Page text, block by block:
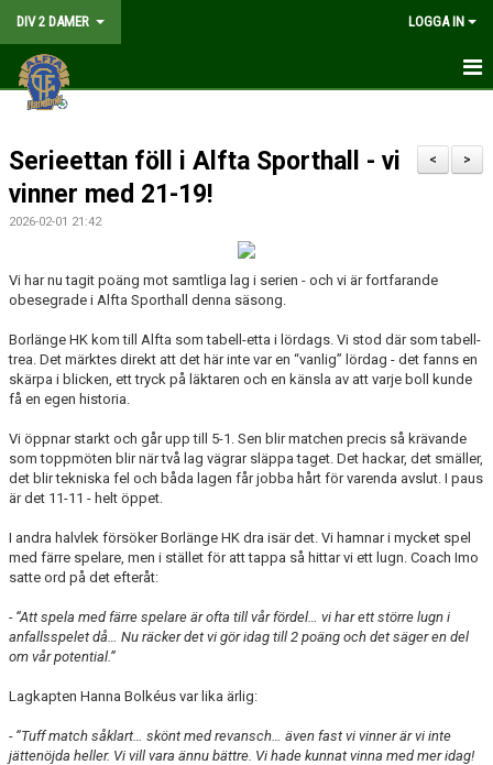
DIV 2 DAMER LOGGA IN
HEM
NYHETER
GÅ PÅ MATCH
KALENDER
TRUPPEN
DOKUMENT
KONTAKT
LIVESÄNDNING
TABELL
>
<
Serieettan föll i Alfta Sporthall - vi
vinner med 21-19!
2026-02-01 21:42
Vi har nu tagit poäng mot samtliga lag i serien - och vi är fortfarande
obesegrade i Alfta Sporthall denna säsong.
Borlänge HK kom till Alfta som tabell-etta i lördags. Vi stod där som tabell-
trea. Det märktes direkt att det här inte var en “vanlig” lördag - det fanns en
skärpa i blicken, ett tryck på läktaren och en känsla av att varje boll kunde
få en egen historia.
Vi öppnar starkt och går upp till 5-1. Sen blir matchen precis så krävande
som toppmöten blir när två lag vägrar släppa taget. Det hackar, det smäller,
det blir tekniska fel och båda lagen får jobba hårt för varenda avslut. I paus
är det 11-11 - helt öppet.
I andra halvlek försökerBorlänge HK dra isär det. Vi hamnar i mycket spel
med färre spelare, men i stället för att tappa så hittar vi ett lugn. Coach Imo
satte ord på det efteråt:
- “Att spela med färre spelare är ofta till vår fördel… vi har ett större lugn i
anfallsspelet då… Nu räcker det vi gör idag till 2 poäng och det säger en del
om vår potential.”
Lagkapten Hanna Bolkéus var lika ärlig:
- “Tuff match såklart… skönt med revansch… även fast vi vinner är vi inte
jättenöjda heller. Vi vill vara ännu bättre. Vi hade kunnat vinna med mer idag!